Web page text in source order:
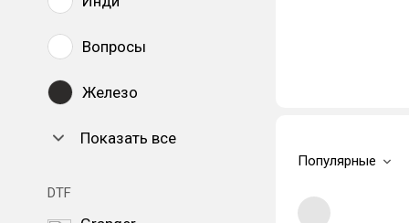
Вопросы
Железо
Показать все
DTF
Популярные